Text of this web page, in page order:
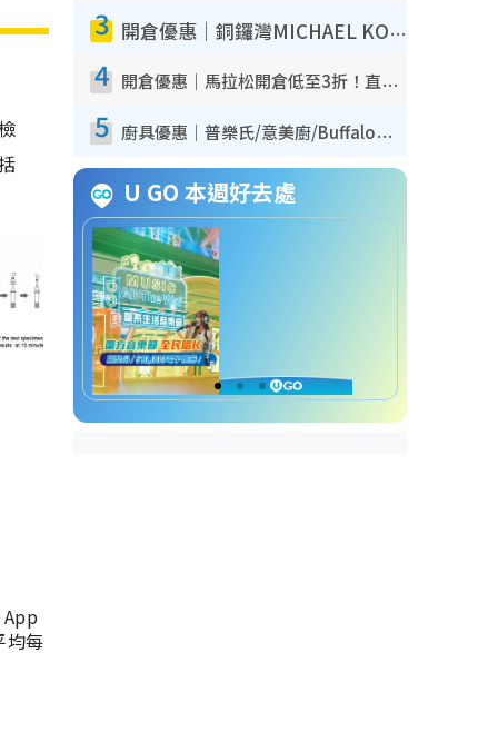
均每
3 開倉優惠｜銅鑼灣MICHAEL KORS開倉低至17折！直擊$500起買手袋/銀包/鞋款 必買經典Jet Set系列
4 開倉優惠｜馬拉松開倉低至3折！直擊$99起買adidas／New Balance／Puma鞋款 STANLEY保溫杯劈價至$119起
5 廚具優惠｜普樂氏/意美廚/Buffalo廚具低至3折！$89起買煎鍋／炒鑊／個人鍋 同場小家電激減至$99起
U GO 本週好去處